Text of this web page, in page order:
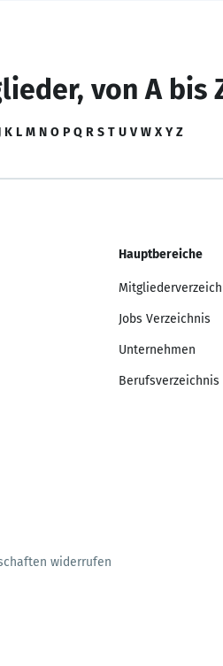
von A bis
K L M N O P Q R S T U V W X Y Z
Hauptbereiche
Jobs Verzeichnis
Unternehmen
Berufsverzeichnis
widerrufen